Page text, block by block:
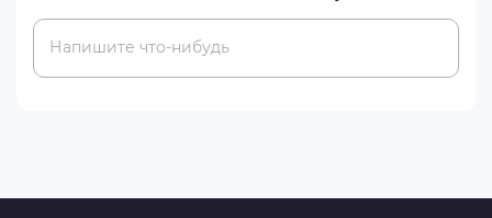
Напишите что-нибудь